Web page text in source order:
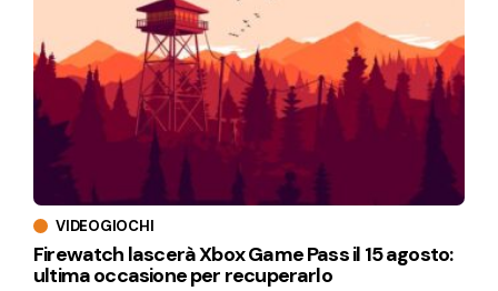
VIDEOGIOCHI
Firewatch lascerà Xbox Game Pass il 15 agosto:
ultima occasione per recuperarlo